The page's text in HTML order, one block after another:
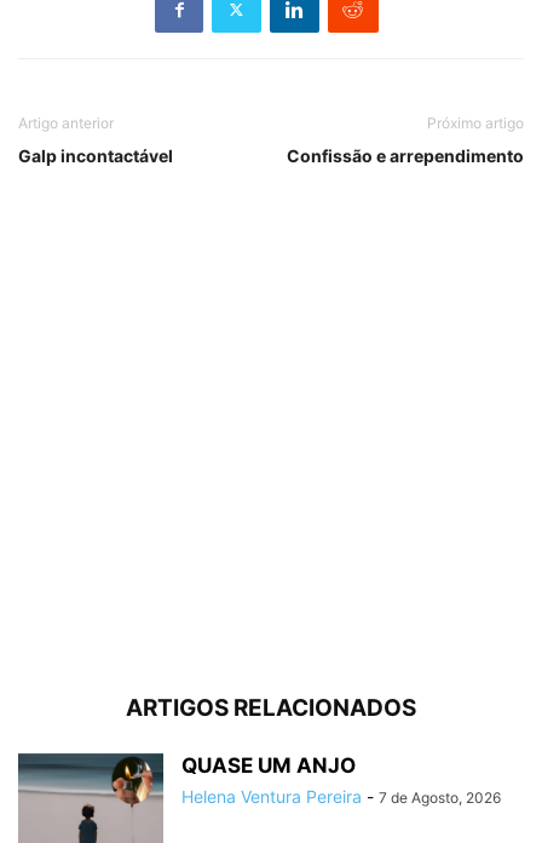
Artigo anterior
Galp incontactável
Próximo artigo
Confissão e arrependimento
ARTIGOS RELACIONADOS
QUASE UM ANJO
Helena Ventura Pereira - 7 de Agosto, 2026